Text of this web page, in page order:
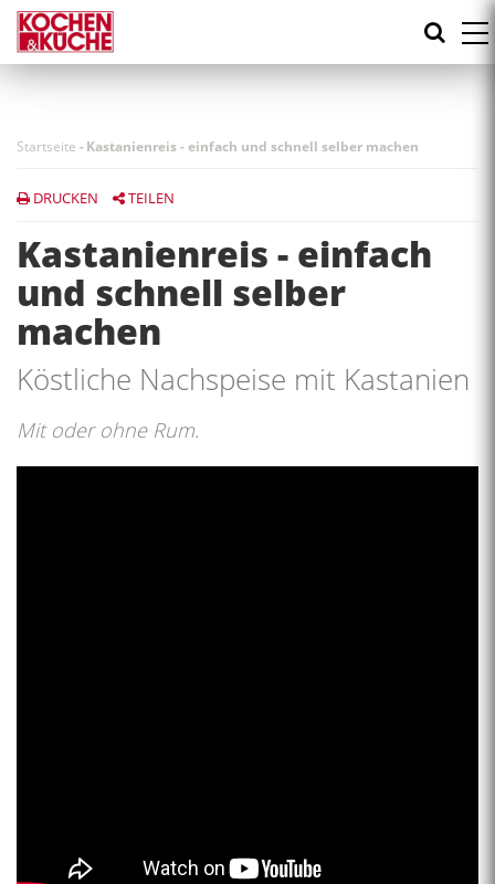
Direkt
zum
Inhalt
Startseite -Kastanienreis - einfach und schnell selber machen
DRUCKEN TEILEN
Kastanienreis - einfach
und schnell selber
machen
Köstliche Nachspeise mit Kastanien
Mit oder ohne Rum.